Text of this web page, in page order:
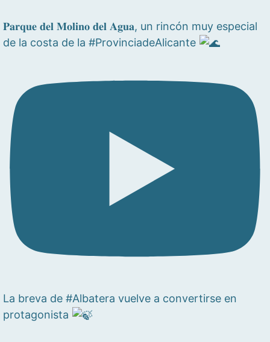
𝐏𝐚𝐫𝐪𝐮𝐞 𝐝𝐞𝐥 𝐌𝐨𝐥𝐢𝐧𝐨 𝐝𝐞𝐥 𝐀𝐠𝐮𝐚, un rincón muy especial
de la costa de la #ProvinciadeAlicante
La breva de #Albatera vuelve a convertirse en
protagonista